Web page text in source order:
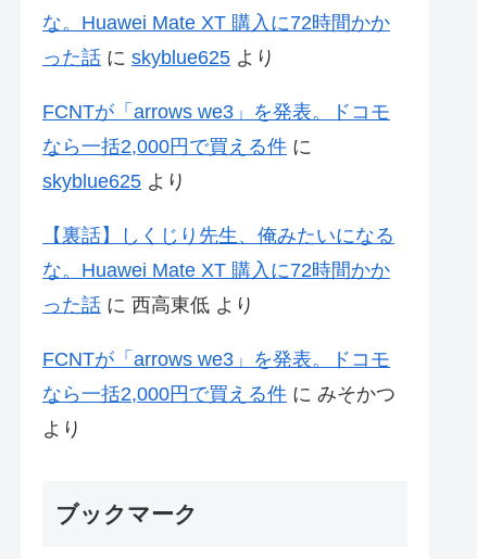
な。Huawei Mate XT 購入に72時間かか
った話 に skyblue625 より
FCNTが「arrows we3」を発表。ドコモ
なら一括2,000円で買える件 に
skyblue625 より
【裏話】しくじり先生、俺みたいになる
な。Huawei Mate XT 購入に72時間かか
った話 に 西高東低 より
FCNTが「arrows we3」を発表。ドコモ
なら一括2,000円で買える件 に みそかつ
より
ブックマーク